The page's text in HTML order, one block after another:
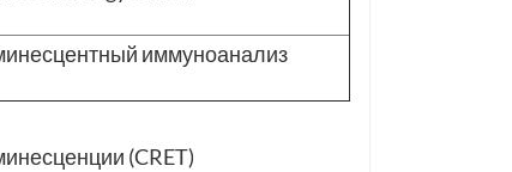
иммуноанализ
(CRET)